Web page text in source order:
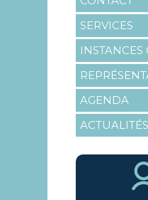
SERVICES
INSTANCES
AGENDA
ACTUALITÉS